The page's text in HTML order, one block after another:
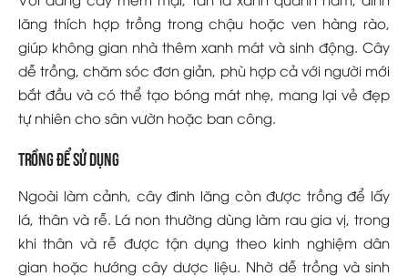
lăng thích hợp trồng trong chậu hoặc ven hàng rào,
giúp không gian nhà thêm xanh mát và sinh động. Cây
dễ trồng, chăm sóc đơn giản, phù hợp cả với người mới
bắt đầu và có thể tạo bóng mát nhẹ, mang lại vẻ đẹp
tự nhiên cho sân vườn hoặc ban công.
Trồng để sử dụng
Ngoài làm cảnh, cây đinh lăng còn được trồng để lấy
lá, thân và rễ. Lá non thường dùng làm rau gia vị, trong
khi thân và rễ được tận dụng theo kinh nghiệm dân
gian hoặc hướng cây dược liệu. Nhờ dễ trồng và sinh